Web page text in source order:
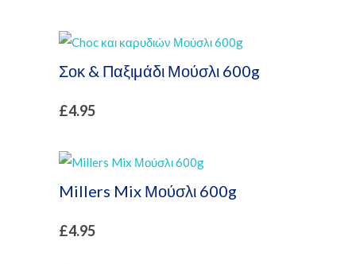
Σοκ & Παξιμάδι Μούσλι 600g
£4.95
Millers Mix Μούσλι 600g
£4.95